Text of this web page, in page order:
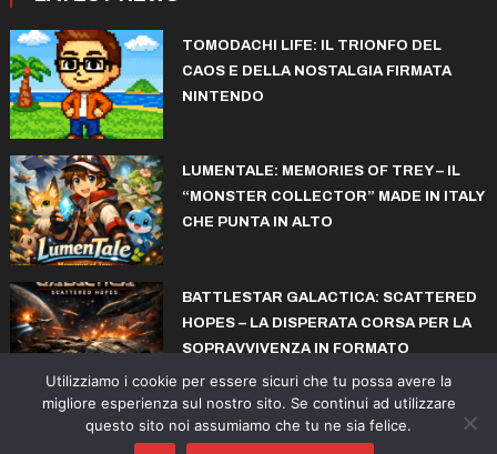
TOMODACHI LIFE: IL TRIONFO DEL
CAOS E DELLA NOSTALGIA FIRMATA
NINTENDO
LUMENTALE: MEMORIES OF TREY – IL
“MONSTER COLLECTOR” MADE IN ITALY
CHE PUNTA IN ALTO
BATTLESTAR GALACTICA: SCATTERED
HOPES – LA DISPERATA CORSA PER LA
SOPRAVVIVENZA IN FORMATO
ROGUELITE
© copyright iconiks.net 2015-2026
Utilizziamo i cookie per essere sicuri che tu possa avere la
migliore esperienza sul nostro sito. Se continui ad utilizzare
questo sito noi assumiamo che tu ne sia felice.